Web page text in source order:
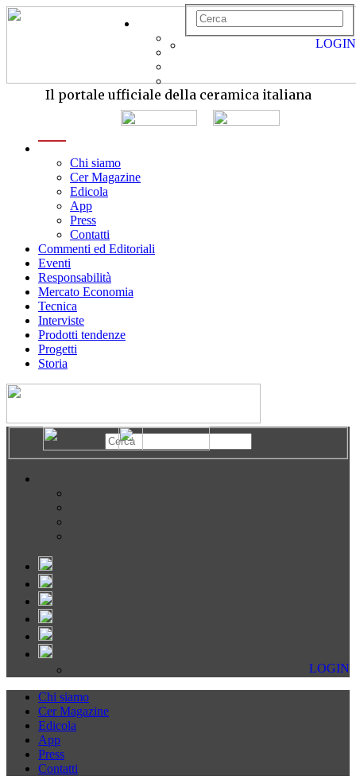
Il portale ufficiale della ceramica italiana
Chi siamo
Cer Magazine
Edicola
App
Press
Contatti
Commenti ed Editoriali
Eventi
Responsabilità
Mercato Economia
Tecnica
Interviste
Prodotti tendenze
Progetti
Storia
LOGIN
LOGIN
Chi siamo
Cer Magazine
Edicola
App
Press
Contatti